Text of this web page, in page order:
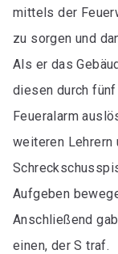
mittels der
zu sorgen und
Als er das
diesen durch
Feueralarm
weiteren
Aufgeben
Anschließend
einen, der S traf.